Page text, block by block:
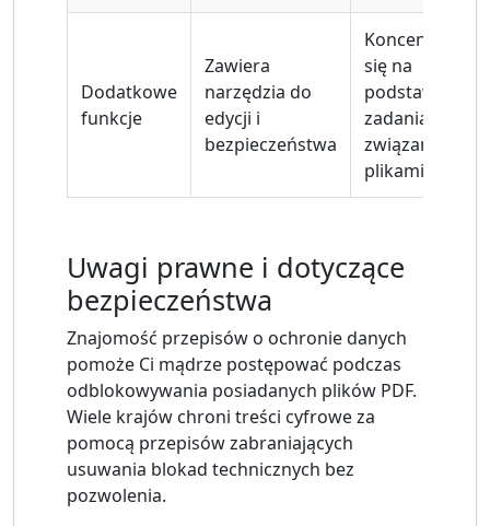
Dodatkowe
funkcje
Zawiera
narzędzia do
edycji i
bezpieczeństwa
Koncentruje
się na
podstawowych
zadaniach
związanych z
plikami PDF
Uwagi prawne i dotyczące
bezpieczeństwa
Znajomość przepisów o ochronie danych
pomoże Ci mądrze postępować podczas
odblokowywania posiadanych plików PDF.
Wiele krajów chroni treści cyfrowe za
pomocą przepisów zabraniających
usuwania blokad technicznych bez
pozwolenia.